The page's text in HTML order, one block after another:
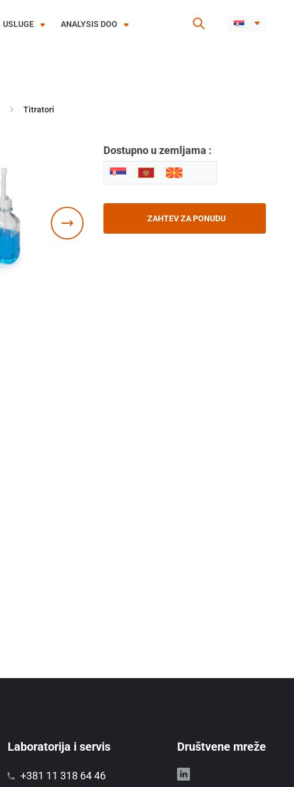
USLUGE ANALYSIS DOO
Titratori
Dostupno u zemljama :
ZAHTEV ZA PONUDU
Laboratorija i servis
+381 11 318 64 46
Društvene mreže